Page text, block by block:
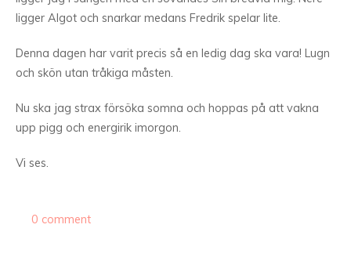
ligger Algot och snarkar medans Fredrik spelar lite.
Denna dagen har varit precis så en ledig dag ska vara! Lugn
och skön utan tråkiga måsten.
Nu ska jag strax försöka somna och hoppas på att vakna
upp pigg och energirik imorgon.
Vi ses.
0 comment